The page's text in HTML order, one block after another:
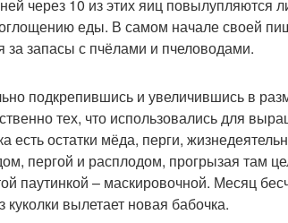
через 10 из этих яиц повылупляются
еды. В самом начале своей
за запасы с пчёлами и пчеловодами.
подкрепившись и увеличившись в
тех, что использовались для
есть остатки мёда, перги,
пергой и расплодом, прогрызая там
паутинкой – маскировочной. Месяц
куколки вылетает новая бабочка.